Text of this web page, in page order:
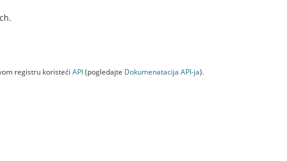
registru koristeći API(pogledajte Dokumenаtаcijа API-jа).